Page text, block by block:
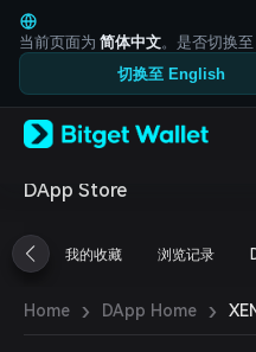
English
日本語
Tiếng Việt
Русский
Español (Latinoamérica)
Türkçe
Français
简体中文
繁體中文
Bahasa Indonesia
ภาษาไทย
当前页面为 简体中文。是否切换至
切换至 English
DApp Store
我的收藏 浏览记录
Home › DApp Home ›